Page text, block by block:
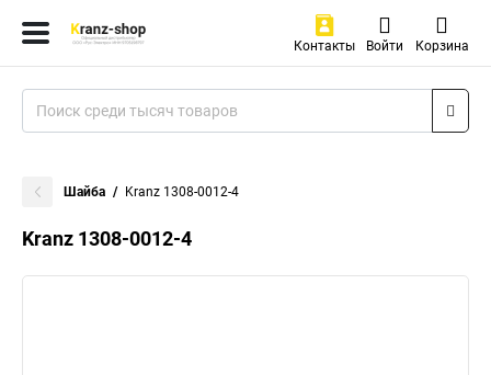
Контакты Войти Корзина
Шайба Kranz 1308-0012-4
Kranz 1308-0012-4